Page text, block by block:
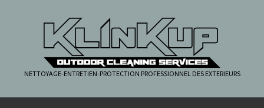
NETTOYAGE-ENTRETIEN-PROTECTION PROFESSIONNEL DES EXTERIEURS